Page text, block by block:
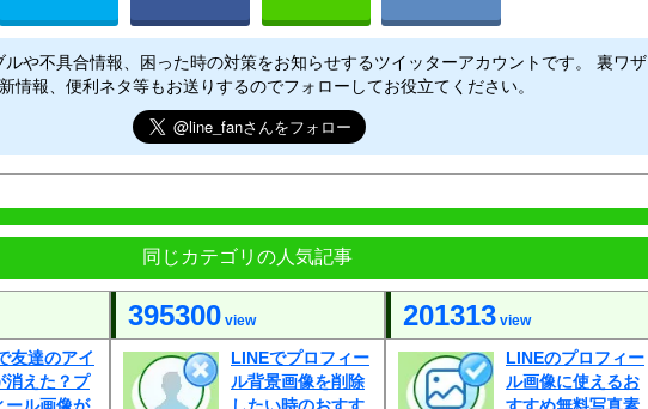
ルや不具合情報、困った時の対策をお知らせするツイッターアカウントです。 裏ワザ
情報、便利ネタ等もお送りするのでフォローしてお役立てください。
同じカテゴリの人気記事
友達のアイ
消えた？プ
395300 view
LINEでプロフィー
ル背景画像を削除
201313 view
LINEのプロフィー
ル画像に使えるお